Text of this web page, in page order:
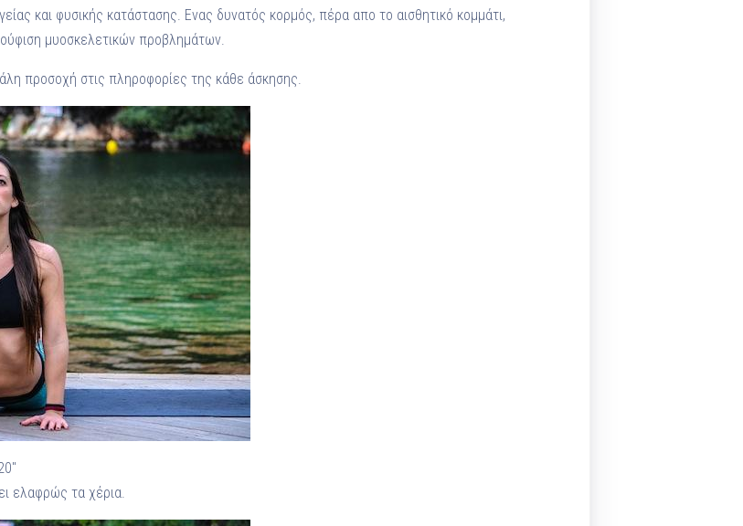
και φυσικής κατάστασης. Ενας δυνατός κορμός, πέρα απο το αισθητικό κομμάτι,
μυοσκελετικών προβλημάτων.
προσοχή στις πληροφορίες της κάθε άσκησης.
ελαφρώς τα χέρια.